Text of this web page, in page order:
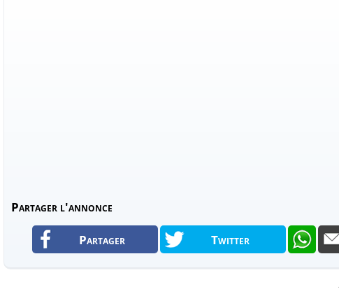
Partager l'annonce
Partager Twitter